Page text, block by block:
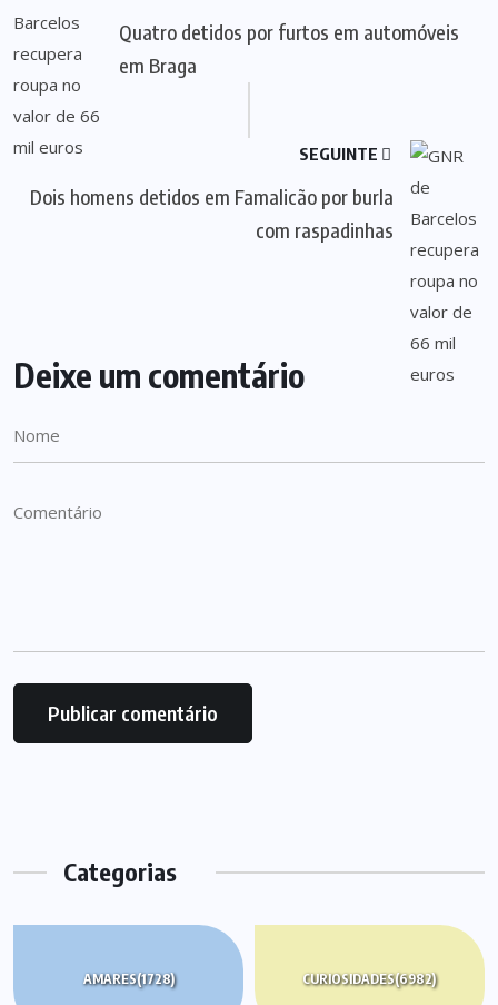
Quatro detidos por furtos em automóveis
em Braga
SEGUINTE
Dois homens detidos em Famalicão por burla
com raspadinhas
Deixe um comentário
Categorias
AMARES(1728) CURIOSIDADES(6982)